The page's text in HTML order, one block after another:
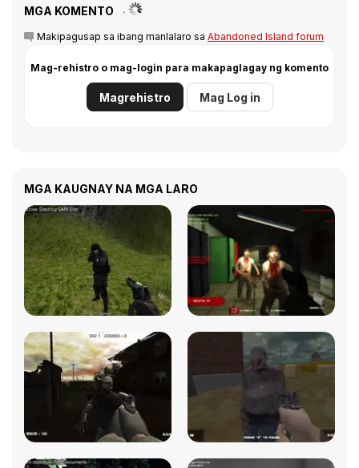
MGA KOMENTO
Makipagusap sa ibang manlalaro sa Abandoned Island forum
Mag-rehistro o mag-login para makapaglagay ng komento
Magrehistro Mag Log in
MGA KAUGNAY NA MGA LARO